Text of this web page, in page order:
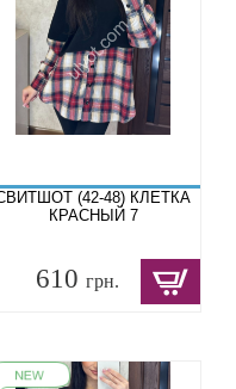
(42-48) КЛЕТКА
КРАСНЫЙ 7
610грн.